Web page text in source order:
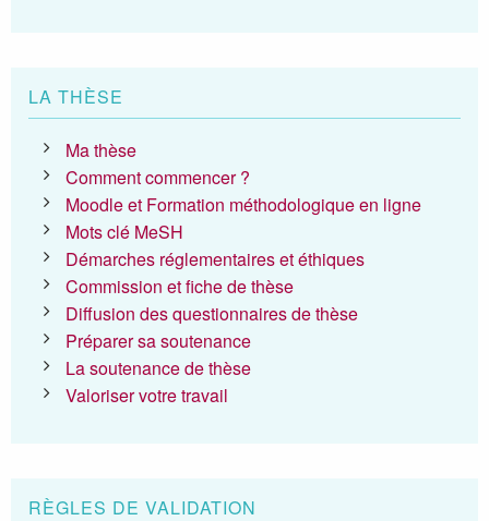
LA THÈSE
Ma thèse
Comment commencer ?
Moodle et Formation méthodologique en ligne
Mots clé MeSH
Démarches réglementaires et éthiques
Commission et fiche de thèse
Diffusion des questionnaires de thèse
Préparer sa soutenance
La soutenance de thèse
Valoriser votre travail
RÈGLES DE VALIDATION